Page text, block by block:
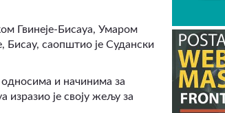
Гвинеје-Бисауа, Умаром
саопштио је Судански
и начинима за
је своју жељу за